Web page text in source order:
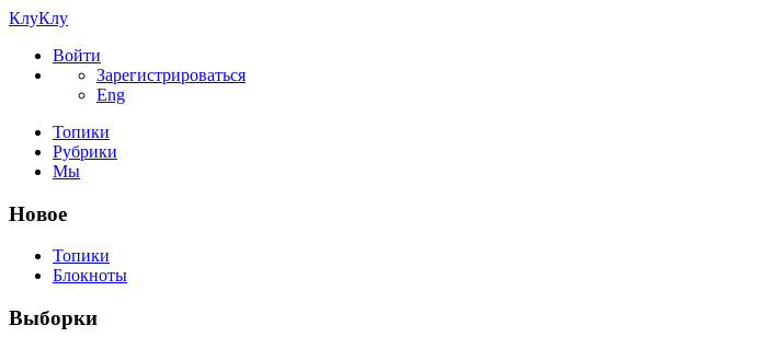
КлуКлу
Войти
Зарегистрироваться
Eng
Топики
Рубрики
Мы
Новое
Топики
Блокноты
Выборки